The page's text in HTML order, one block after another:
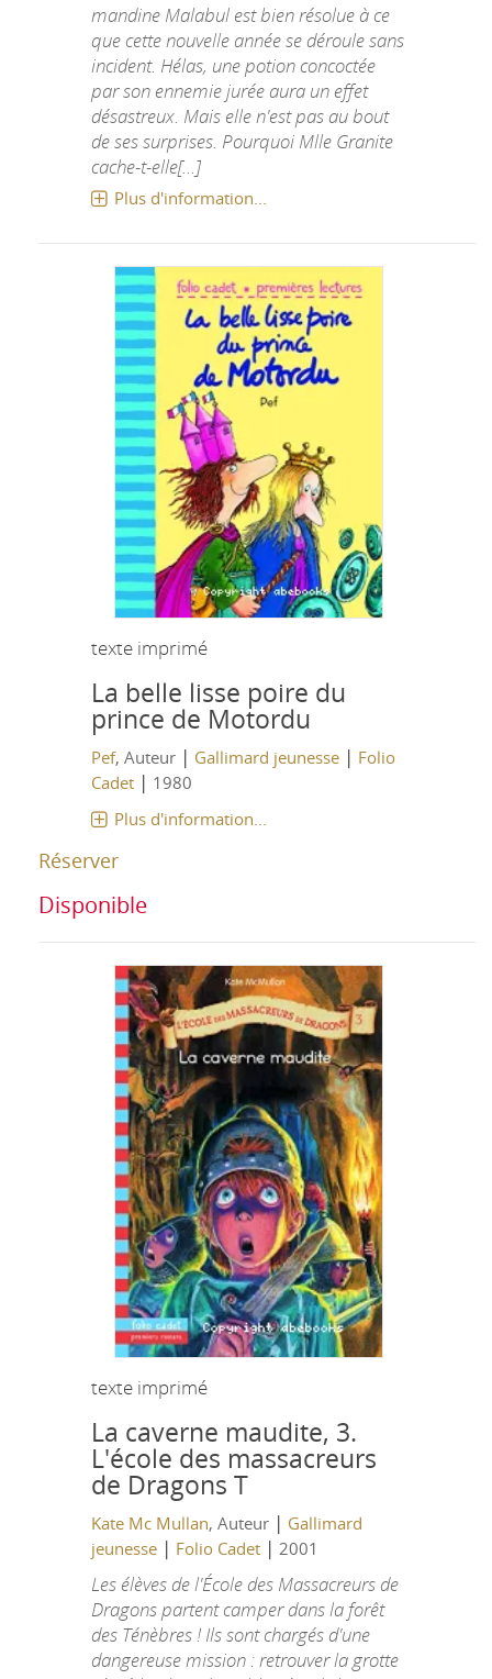
mandine Malabul est bien résolue à ce
que cette nouvelle année se déroule sans
incident. Hélas, une potion concoctée
par son ennemie jurée aura un effet
désastreux. Mais elle n'est pas au bout
de ses surprises. Pourquoi Mlle Granite
cache-t-elle[...]
Plus d'information...
texte imprimé
La belle lisse poire du
prince de Motordu
Pef, Auteur | Gallimard jeunesse| Folio
Cadet| 1980
Plus d'information...
Réserver
Disponible
texte imprimé
La caverne maudite, 3.
L'école des massacreurs
de Dragons T
Kate Mc Mullan, Auteur | Gallimard
jeunesse| Folio Cadet| 2001
Les élèves de l'École des Massacreurs de
Dragons partent camper dans la forêt
des Ténèbres ! Ils sont chargés d'une
dangereuse mission : retrouver la grotte